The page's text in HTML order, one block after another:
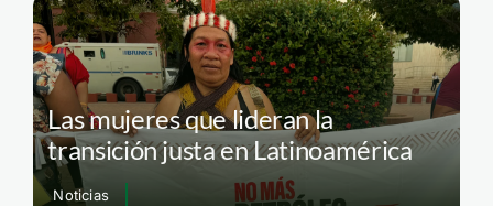
Las mujeres que lideran la
transición justa en Latinoamérica
Noticias